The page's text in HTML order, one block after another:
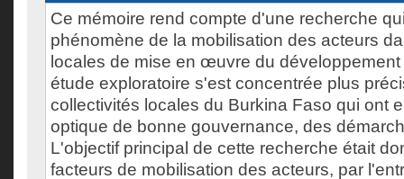
Ce mémoire rend compte d'une recherche
phénomène de la mobilisation des acteurs
locales de mise en œuvre du
étude exploratoire s'est concentrée plus
collectivités locales du Burkina Faso qui ont
optique de bonne gouvernance, des
L'objectif principal de cette recherche était
facteurs de mobilisation des acteurs, par